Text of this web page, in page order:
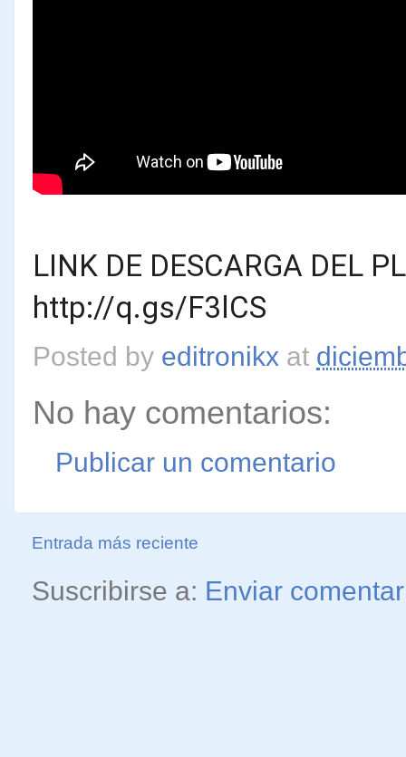
LINK DE DESCARGA DEL
http://q.gs/F3lCS
Posted by editronikx at
No hay comentarios:
Publicar un comentario
Entrada más reciente
Suscribirse a: Enviar